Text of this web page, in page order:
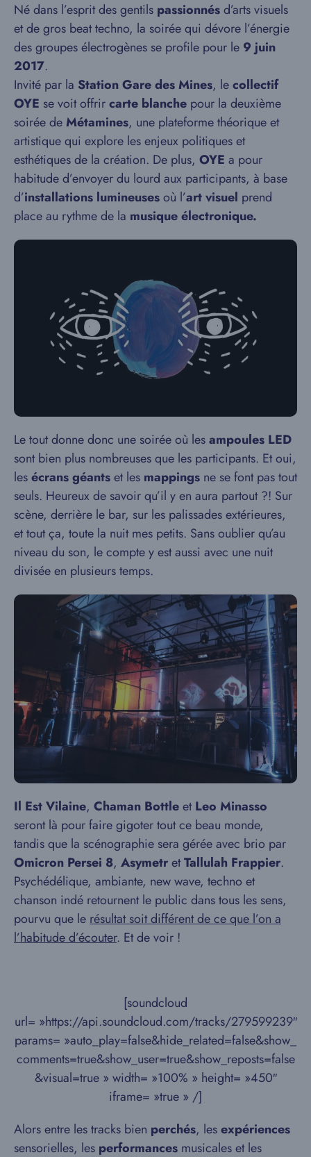
Né dans l’esprit des gentils passionnésd’arts visuels
et de gros beat techno, la soirée qui dévore l’énergie
des groupes électrogènes se profile pour le 9 juin
2017.
Invité par la Station Gare des Mines, lecollectif
OYE se voit offrircarte blanche pour la deuxième
soirée deMétamines, une plateforme théorique et
artistique qui explore les enjeux politiques et
esthétiques de la création. De plus, OYE a pour
habitude d’envoyer du lourd aux participants, à base
d’installations lumineusesoù l’art visuel prend
place au rythme de la musique électronique.
Le tout donne donc une soirée où lesampoules LED
sont bien plus nombreuses que les participants. Et oui,
lesécrans géantset les mappings ne se font pas tout
seuls. Heureux de savoir qu’il y en aura partout ?! Sur
scène, derrière le bar, sur les palissades extérieures,
et tout ça, toute la nuit mes petits. Sans oublier qu’au
niveau du son, le compte y est aussi avec une nuit
divisée en plusieurs temps.
Il Est Vilaine, Chaman BottleetLeo Minasso
seront là pour faire gigoter tout ce beau monde,
tandis que la scénographie sera gérée avec brio par
Omicron Persei 8, AsymetretTallulah Frappier.
Psychédélique, ambiante, new wave, techno et
chanson indé retournent le public dans tous les sens,
pourvu que lerésultat soit différent de ce que l’on a
l’habitude d’écouter. Et de voir !
[soundcloud
url= »https://api.soundcloud.com/tracks/279599239″
params= »auto_play=false&hide_related=false&show_
comments=true&show_user=true&show_reposts=false
&visual=true » width= »100% » height= »450″
iframe= »true » /]
Alors entre les tracks bien perchés, lesexpériences
sensorielles, les performances musicales et les